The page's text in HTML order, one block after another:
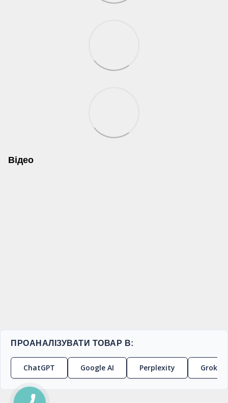
Відео
ПРОАНАЛІЗУВАТИ ТОВАР В:
ChatGPT Google AI Perplexity Grok